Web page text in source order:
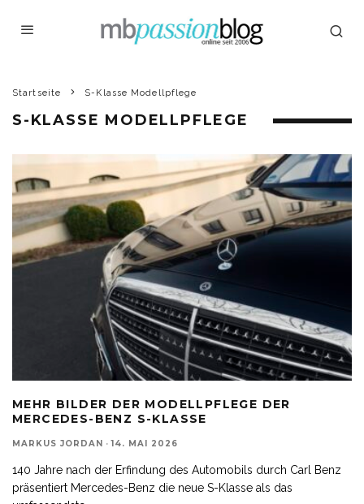
Startseite S-Klasse Modellpflege
S-KLASSE MODELLPFLEGE
MEHR BILDER DER MODELLPFLEGE DER
MERCEDES-BENZ S-KLASSE
MARKUS JORDAN · 14. MAI 2026
140 Jahre nach der Erfindung des Automobils durch Carl Benz
präsentiert Mercedes-Benz die neue S-Klasse als das